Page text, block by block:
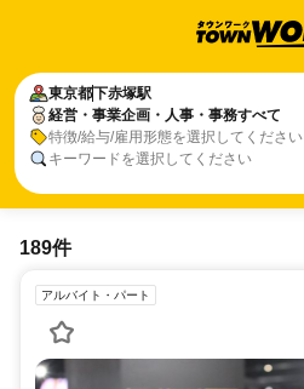
東京都下赤塚駅
経営・事業企画・人事・事務すべて
特徴/給与/雇用形態を選択してください
キーワードを選択してください
189件
アルバイト・パート